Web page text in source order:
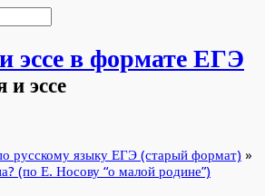
эссе в формате ЕГЭ
и эссе
русскому языку ЕГЭ (старый формат) »
(по Е. Носову “о малой родине”)